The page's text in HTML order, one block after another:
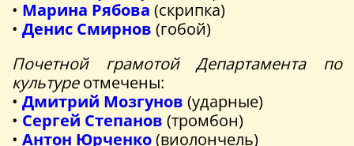
• Марина Рябова (скрипка)
• Денис Смирнов (гобой)
Почетной грамотой Департамента по
культуреотмечены:
• Дмитрий Мозгунов (ударные)
• Сергей Степанов (тромбон)
• Антон Юрченко(виолончель)